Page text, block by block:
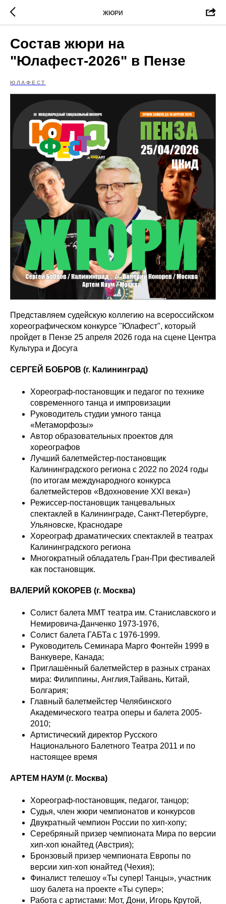
ЖЮРИ
Состав жюри на
"Юлафест-2026" в Пензе
ЮЛАФЕСТ
Представляем судейскую коллегию на всероссийском
хореографическом конкурсе "Юлафест", который
пройдет в Пензе 25 апреля 2026 года на сцене Центра
Культура и Досуга
СЕРГЕЙ БОБРОВ (г. Калининград)
Хореограф-постановщик и педагог по технике
современного танца и импровизации
Руководитель студии умного танца
«Метаморфозы»
Автор образовательных проектов для
хореографов
Лучший балетмейстер-постановщик
Калининградского региона с 2022 по 2024 годы
(по итогам международного конкурса
балетмейстеров «Вдохновение XXI века»)
Режиссер-постановщик танцевальных
спектаклей в Калининграде, Санкт-Петербурге,
Ульяновске, Краснодаре
Хореограф драматических спектаклей в театрах
Калининградского региона
Многократный обладатель Гран-При фестивалей
как постановщик.
ВАЛЕРИЙ КОКОРЕВ (г. Москва)
Солист балета ММТ театра им. Станиславского и
Немировича-Данченко 1973-1976,
Солист балета ГАБТа с 1976-1999.
Руководитель Семинара Марго Фонтейн 1999 в
Ванкувере, Канада;
Приглашённый балетмейстер в разных странах
мира: Филиппины, Англия,Тайвань, Китай,
Болгария;
Главный балетмейстер Челябинского
Академического театра оперы и балета 2005-
2010;
Артистический директор Русского
Национального Балетного Театра 2011 и по
настоящее время
АРТЕМ НАУМ (г. Москва)
Хореограф-постановщик, педагог, танцор;
Судья, член жюри чемпионатов и конкурсов
Двукратный чемпион России по хип-хопу;
Серебряный призер чемпионата Мира по версии
хип-хоп юнайтед (Австрия);
Бронзовый призер чемпионата Европы по
версии хип-хоп юнайтед (Чехия);
Финалист телешоу «Ты супер! Танцы», участник
шоу балета на проекте «Ты супер»;
Работа с артистами: Мот, Дони, Игорь Крутой,